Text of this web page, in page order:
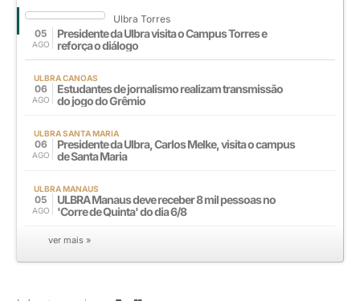
Ulbra Torres
05
AGO
Presidente da Ulbra visita o Campus Torres e
reforça o diálogo
ULBRA CANOAS
06
AGO
Estudantes de jornalismo realizam transmissão
do jogo do Grêmio
ULBRA SANTA MARIA
06
AGO
Presidente da Ulbra, Carlos Melke, visita o campus
de Santa Maria
ULBRA MANAUS
05
AGO
ULBRA Manaus deve receber 8 mil pessoas no
'Corre de Quinta' do dia 6/8
ver mais »